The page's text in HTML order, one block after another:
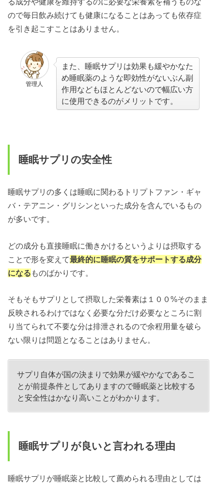
ので毎日飲み続けても健康になることはあっても依存症
を引き起こすことはありません。
管理人
また、睡眠サプリは効果も緩やかなた
め睡眠薬のような即効性がないぶん副
作用などもほとんどないので幅広い方
に使用できるのがメリットです。
睡眠サプリの安全性
睡眠サプリの多くは睡眠に関わるトリプトファン・ギャ
バ・テアニン・グリシンといった成分を含んでいるもの
が多いです。
どの成分も直接睡眠に働きかけるというよりは摂取する
ことで形を変えて最終的に睡眠の質をサポートする成分
になる ものばかりです。
そもそもサプリとして摂取した栄養素は１００%そのまま
反映されるわけではなく必要な分だけ必要なところに割
り当てられて不要な分は排泄されるので余程用量を破ら
ない限りは問題となることはありません。
サプリ自体が国の決まりで効果が緩やかなであるこ
とが前提条件としてありますので睡眠薬と比較する
と安全性はかなり高いことがわかります。
睡眠サプリが良いと言われる理由
睡眠サプリが睡眠薬と比較して薦められる理由としては